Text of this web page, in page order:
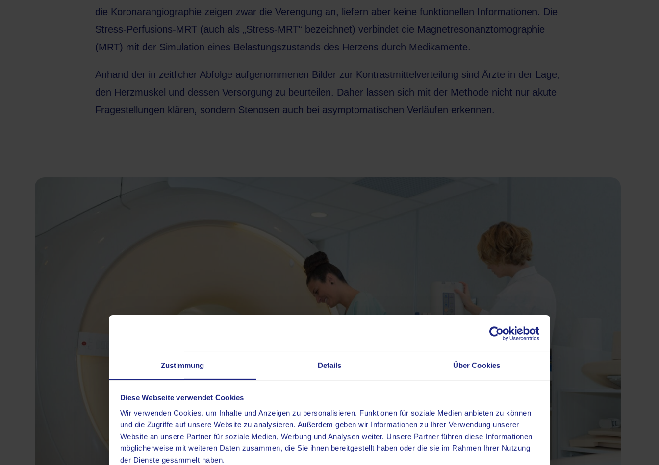
Zustimmung Details Über Cookies
Diese Webseite verwendet Cookies
Wir verwenden Cookies, um Inhalte und Anzeigen zu personalisieren, Funktionen für soziale Medien anbieten zu können
und die Zugriffe auf unsere Website zu analysieren. Außerdem geben wir Informationen zu Ihrer Verwendung unserer
Website an unsere Partner für soziale Medien, Werbung und Analysen weiter. Unsere Partner führen diese Informationen
möglicherweise mit weiteren Daten zusammen, die Sie ihnen bereitgestellt haben oder die sie im Rahmen Ihrer Nutzung
der Dienste gesammelt haben.
die Koronarangiographie zeigen zwar die Verengung an, liefern aber keine funktionellen Informationen. Die
Stress-Perfusions-MRT (auch als „Stress-MRT“ bezeichnet) verbindet die Magnetresonanztomographie
(MRT) mit der Simulation eines Belastungszustands des Herzens durch Medikamente.
Anhand der in zeitlicher Abfolge aufgenommenen Bilder zur Kontrastmittelverteilung sind Ärzte in der Lage,
den Herzmuskel und dessen Versorgung zu beurteilen. Daher lassen sich mit der Methode nicht nur akute
Fragestellungen klären, sondern Stenosen auch bei asymptomatischen Verläufen erkennen.